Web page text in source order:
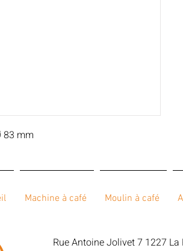
83 mm
Machine à café Moulin à café
Rue Antoine Jolivet 7 1227